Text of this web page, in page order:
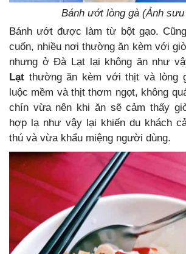
Bánh ướt lòng gà (Ảnh
Bánh ướt được làm từ bột gạo.
cuốn, nhiều nơi thường ăn kèm với
nhưng ở Đà Lạt lại không ăn như
Lạt thường ăn kèm với thịt và lòng
luộc mềm và thịt thơm ngọt, không
chín vừa nên khi ăn sẽ cảm thấy
hợp lạ như vậy lại khiến du khách
thú và vừa khẩu miệng người dùng.